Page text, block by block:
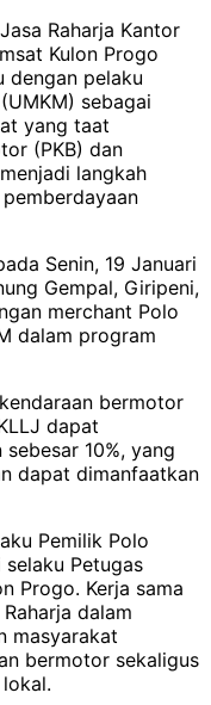
Raharja Kantor
Kulon Progo
dengan pelaku
sebagai
yang taat
(PKB) dan
langkah
Senin, 19 Januari
Gempal, Giripeni,
merchant Polo
dalam program
bermotor
dapat
10%, yang
dapat dimanfaatkan
Pemilik Polo
selaku Petugas
Progo. Kerja sama
dalam
masyarakat
bermotor sekaligus